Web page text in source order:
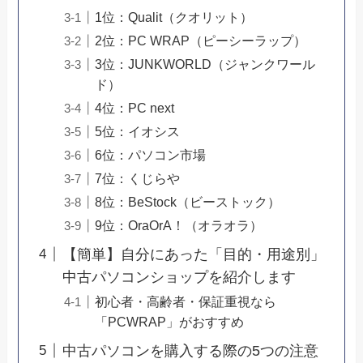
1位：Qualit（クオリット）
2位：PC WRAP（ピーシーラップ）
3位：JUNKWORLD（ジャンクワール
ド）
4位：PC next
5位：イオシス
6位：パソコン市場
7位：くじらや
8位：BeStock（ビーストック）
9位：OraOrA！（オラオラ）
【簡単】自分にあった「目的・用途別」
中古パソコンショップを紹介します
初心者・高齢者・保証重視なら
「PCWRAP」がおすすめ
中古パソコンを購入する際の5つの注意